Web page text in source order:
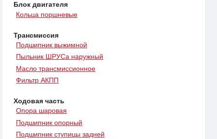
Блок двигателя
Кольца поршневые
Трансмиссия
Подшипник выжимной
Пыльник ШРУСа наружный
Масло трансмиссионное
Фильтр АКПП
Ходовая часть
Опора шаровая
Подшипник опорный
Подшипник ступицы задней